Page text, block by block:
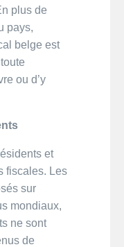
plus de
pays,
belge est
ou d’y
et
fiscales. Les
sur
mondiaux,
ne sont
de